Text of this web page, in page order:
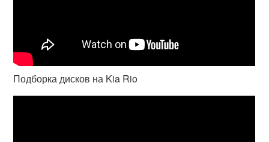
Подборка дисков на Kia Rio